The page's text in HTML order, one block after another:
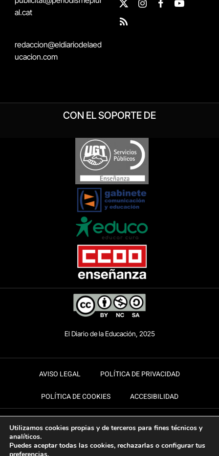
al.cat
redaccion@eldiariodelaed
ucacion.com
X
(Twitter)
InstagramFacebookYouTube
RSS
CON EL SOPORTE DE
El Diario de la Educación, 2025
AVISO LEGAL POLÍTICA DE PRIVACIDAD
POLÍTICA DE COOKIES ACCESIBILIDAD
Utilizamos cookies propias y de terceros para fines técnicos y
analíticos.
Puedes aceptar todas las cookies, rechazarlas o configurar tus